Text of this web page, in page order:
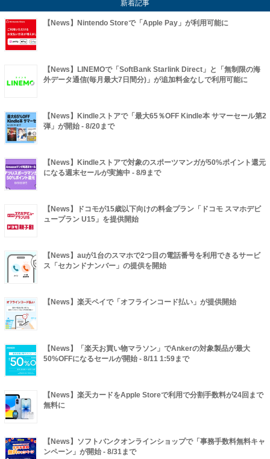
新着記事
【News】Nintendo Storeで「Apple Pay」が利用可能に
【News】LINEMOで「SoftBank Starlink Direct」と「無制限の海
外データ通信(毎月最大7日間分)」が追加料金なしで利用可能に
【News】Kindleストアで「最大65％OFF Kindle本 サマーセール第2
弾」が開始 - 8/20まで
【News】Kindleストアで対象のスポーツマンガが50%ポイント還元
になる週末セールが実施中 - 8/9まで
【News】ドコモが15歳以下向けの料金プラン「ドコモ スマホデビ
ュープラン U15」を提供開始
【News】auが1台のスマホで2つ目の電話番号を利用できるサービ
ス「セカンドナンバー」の提供を開始
【News】楽天ペイで「オフラインコード払い」が提供開始
【News】「楽天お買い物マラソン」でAnkerの対象製品が最大
50%OFFになるセールが開始 - 8/11 1:59まで
【News】楽天カードをApple Storeで利用で分割手数料が24回まで
無料に
【News】ソフトバンクオンラインショップで「事務手数料無料キャ
ンペーン」が開始 - 8/31まで